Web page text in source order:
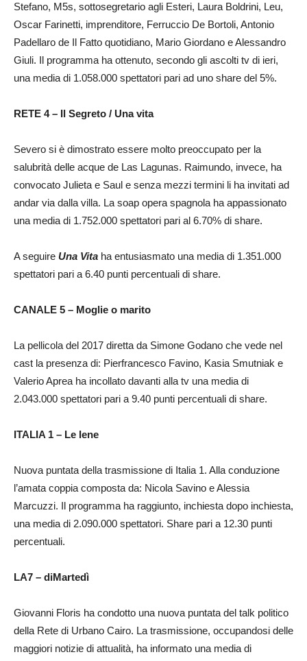
Stefano, M5s, sottosegretario agli Esteri, Laura Boldrini, Leu,
Oscar Farinetti, imprenditore, Ferruccio De Bortoli, Antonio
Padellaro de Il Fatto quotidiano, Mario Giordano e Alessandro
Giuli. Il programma ha ottenuto, secondo gli ascolti tv di ieri,
una media di 1.058.000 spettatori pari ad uno share del 5%.
RETE 4 – Il Segreto / Una vita
Severo si è dimostrato essere molto preoccupato per la
salubrità delle acque de Las Lagunas. Raimundo, invece, ha
convocato Julieta e Saul e senza mezzi termini li ha invitati ad
andar via dalla villa. La soap opera spagnola ha appassionato
una media di 1.752.000 spettatori pari al 6.70% di share.
A seguire Una Vita ha entusiasmato una media di 1.351.000
spettatori pari a 6.40 punti percentuali di share.
CANALE 5 – Moglie o marito
La pellicola del 2017 diretta da Simone Godano che vede nel
cast la presenza di: Pierfrancesco Favino, Kasia Smutniak e
Valerio Aprea ha incollato davanti alla tv una media di
2.043.000 spettatori pari a 9.40 punti percentuali di share.
ITALIA 1 – Le Iene
Nuova puntata della trasmissione di Italia 1. Alla conduzione
l’amata coppia composta da: Nicola Savino e Alessia
Marcuzzi. Il programma ha raggiunto, inchiesta dopo inchiesta,
una media di 2.090.000 spettatori. Share pari a 12.30 punti
percentuali.
LA7 – diMartedì
Giovanni Floris ha condotto una nuova puntata del talk politico
della Rete di Urbano Cairo. La trasmissione, occupandosi delle
maggiori notizie di attualità, ha informato una media di